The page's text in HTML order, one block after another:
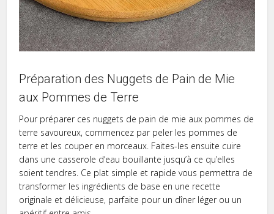
Préparation des Nuggets de Pain de Mie
aux Pommes de Terre
Pour préparer ces nuggets de pain de mie aux pommes de
terre savoureux, commencez par peler les pommes de
terre et les couper en morceaux. Faites-les ensuite cuire
dans une casserole d’eau bouillante jusqu’à ce qu’elles
soient tendres. Ce plat simple et rapide vous permettra de
transformer les ingrédients de base en une recette
originale et délicieuse, parfaite pour un dîner léger ou un